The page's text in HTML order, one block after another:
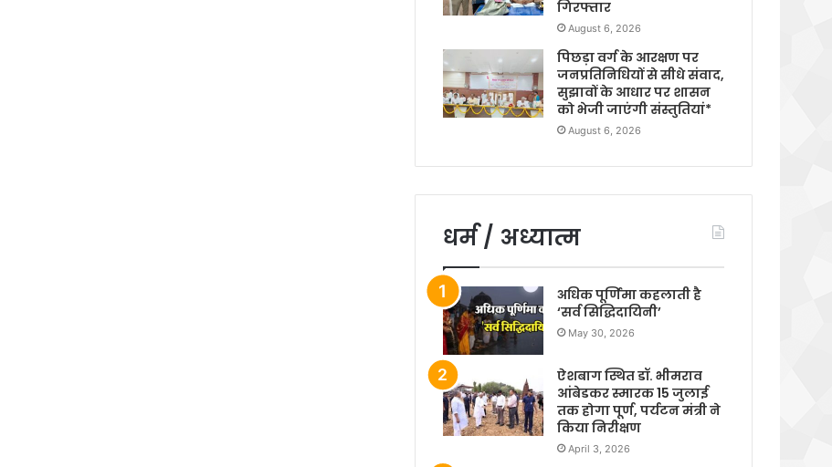
गिरफ्तार
August 6, 2026
पिछड़ा वर्ग के आरक्षण पर
जनप्रतिनिधियों से सीधे संवाद,
सुझावों के आधार पर शासन
को भेजी जाएंगी संस्तुतियां*
August 6, 2026
धर्म / अध्यात्म
अधिक पूर्णिमा कहलाती है
‘सर्व सिद्धिदायिनी’
May 30, 2026
ऐशबाग स्थित डॉ. भीमराव
आंबेडकर स्मारक 15 जुलाई
तक होगा पूर्ण, पर्यटन मंत्री ने
किया निरीक्षण
April 3, 2026